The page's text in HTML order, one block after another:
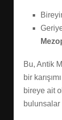
Bu, Antik
bir
bireye ait
bulunsalar